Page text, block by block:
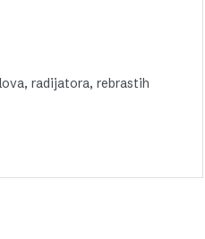
radijatora, rebrastih